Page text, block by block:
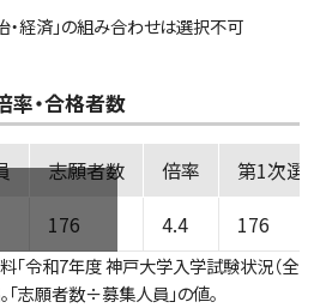
・経済」の組み合わせは選択不可
率・合格者数
志願者数 倍率
第1次選
176 4.4 176
クロール可能です
「令和7年度 神戸大学入学試験状況（全
「志願者数÷募集人員」の値。